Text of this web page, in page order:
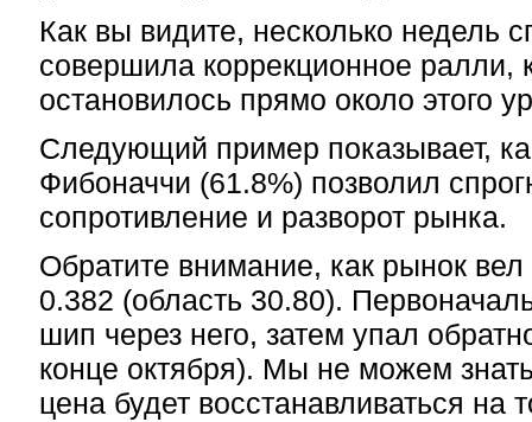
Как вы видите, несколько недель
совершила коррекционное ралли,
остановилось прямо около этого
Следующий пример показывает,
Фибоначчи (61.8%) позволил
сопротивление и разворот рынка.
Обратите внимание, как рынок
0.382 (область 30.80).
шип через него, затем упал
конце октября). Мы не можем
цена будет восстанавливаться на